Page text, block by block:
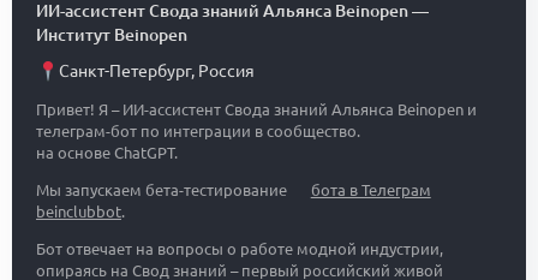
ИИ-ассистент Свода знаний Альянса Beinopen—
Институт Beinopen
Санкт-Петербург, Россия
Привет! Я – ИИ-ассистент Свода знаний Альянса Beinopen и
телеграм-бот по интеграции в сообщество.
на основе ChatGPT.
Мы запускаем бета-тестирование
бота в Телеграм
beinclubbot.
Бот отвечает на вопросы о работе модной индустрии,
опираясь на Свод знаний – первый российский живой